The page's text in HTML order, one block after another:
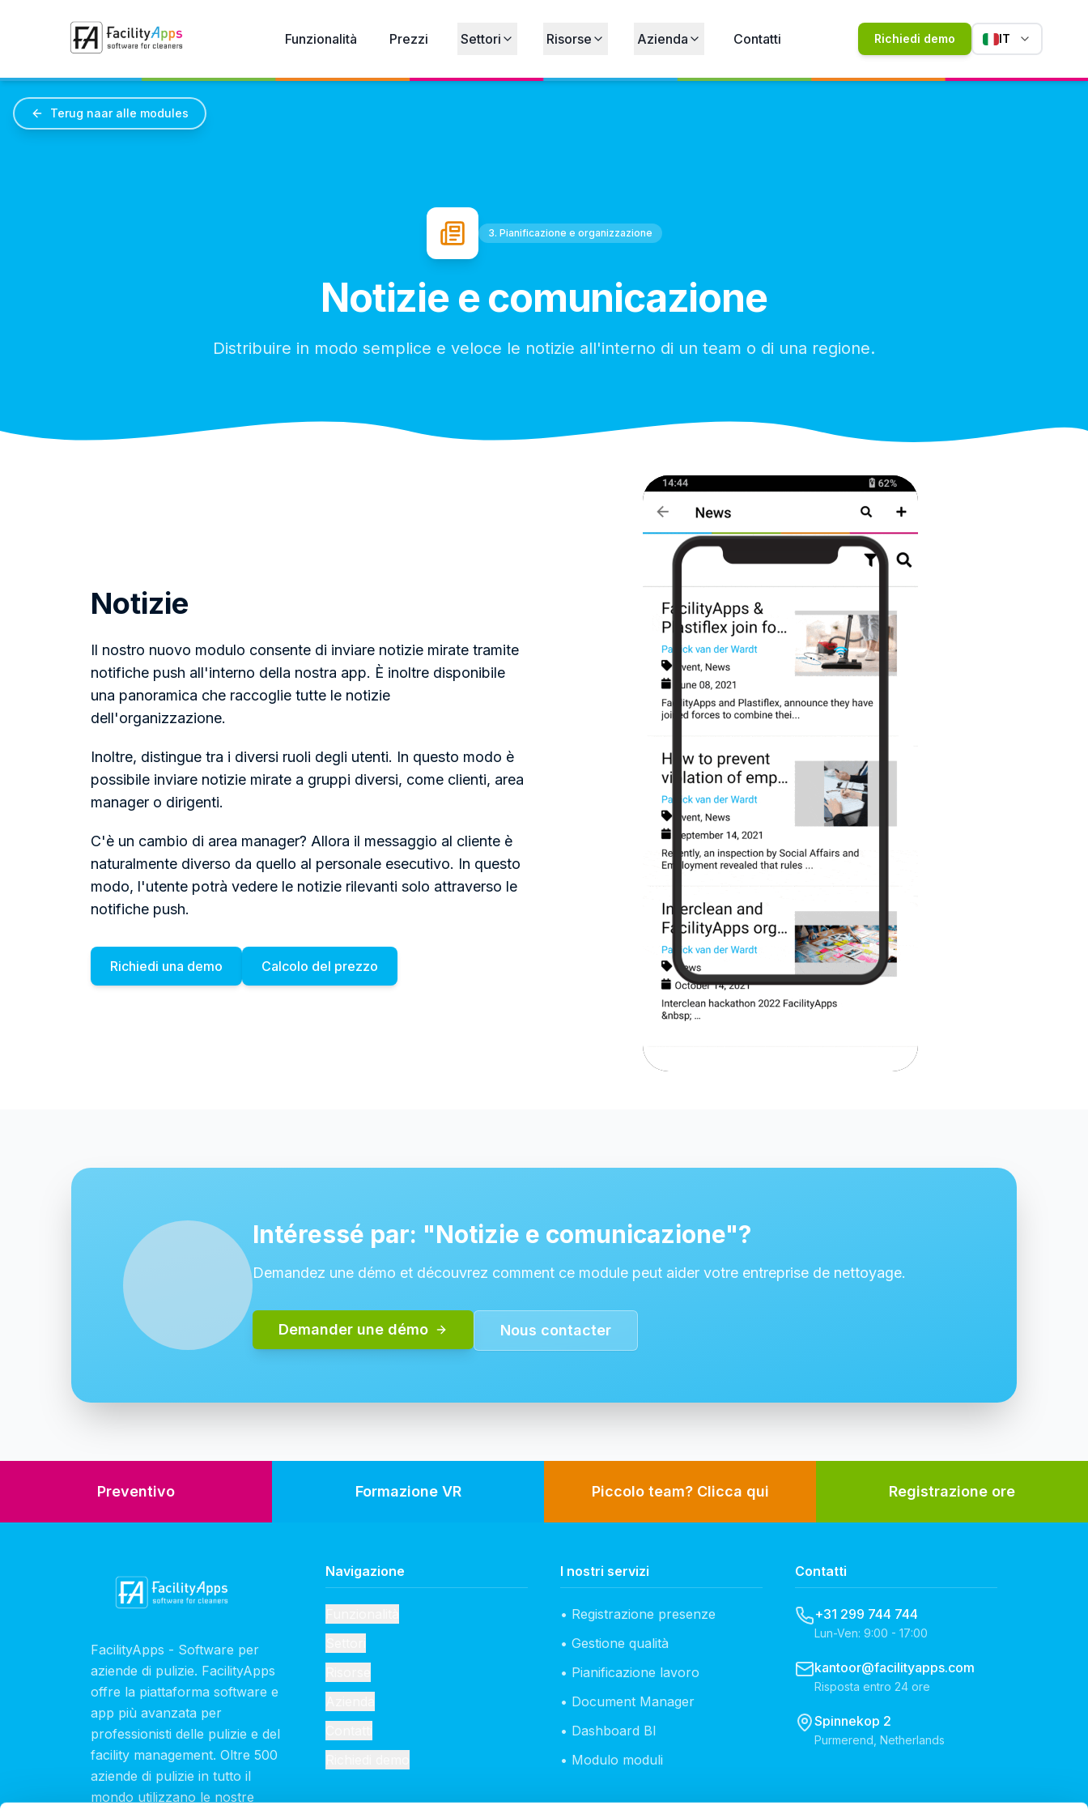
Funzionalità
Prezzi Settori Risorse Azienda Contatti Richiedi demo IT
Terug naar alle modules
3. Pianificazione e organizzazione
Notizie e comunicazione
Distribuire in modo semplice e veloce le notizie all'interno di un team o di una regione.
Notizie
Il nostro nuovo modulo consente di inviare notizie mirate tramite
notifiche push all'interno della nostra app. È inoltre disponibile
una panoramica che raccoglie tutte le notizie
dell'organizzazione.
Inoltre, distingue tra i diversi ruoli degli utenti. In questo modo è
possibile inviare notizie mirate a gruppi diversi, come clienti, area
manager o dirigenti.
C'è un cambio di area manager? Allora il messaggio al cliente è
naturalmente diverso da quello al personale esecutivo. In questo
modo, l'utente potrà vedere le notizie rilevanti solo attraverso le
notifiche push.
Richiedi una demo Calcolo del prezzo
Intéressé par: "Notizie e comunicazione"?
Demandez une démo et découvrez comment ce module peut aider votre entreprise de nettoyage.
Demander une démo Nous contacter
Preventivo Formazione VR Piccolo team? Clicca qui Registrazione ore
FacilityApps - Software per
aziende di pulizie. FacilityApps
offre la piattaforma software e
app più avanzata per
professionisti delle pulizie e del
facility management. Oltre 500
aziende di pulizie in tutto il
mondo utilizzano le nostre
Navigazione I nostri servizi
• Registrazione presenze
• Gestione qualità
• Pianificazione lavoro
• Document Manager
• Dashboard BI
• Modulo moduli
Contatti
+31 299 744 744
Lun-Ven: 9:00 - 17:00
kantoor@facilityapps.com
Risposta entro 24 ore
Spinnekop 2
Purmerend, Netherlands